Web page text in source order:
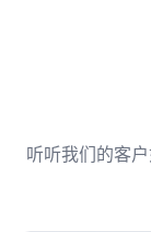
听听我们的客